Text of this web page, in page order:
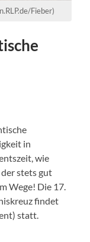
Fieber)
in
wie
stets gut
Wege! Die 17.
findet
statt.